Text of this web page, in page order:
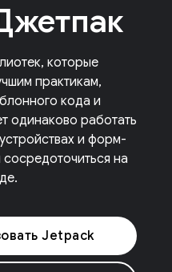
которые
практикам,
кода и
одинаково работать
и форм-
на
Jetpack